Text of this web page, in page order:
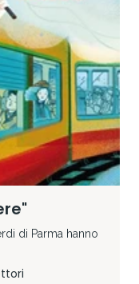
di Parma hanno